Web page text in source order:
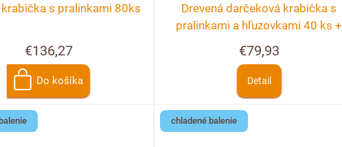
krabička s pralinkami 80ks
€136,27
Do košíka
Drevená darčeková krabička s
pralinkami a hľuzovkami 40 ks +
€79,93
Detail
chladené balenie